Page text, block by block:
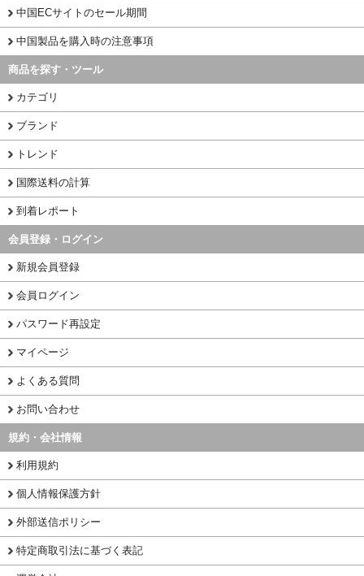
中国ECサイトのセール期間
中国製品を購入時の注意事項
商品を探す・ツール
カテゴリ
ブランド
トレンド
国際送料の計算
到着レポート
会員登録・ログイン
新規会員登録
会員ログイン
パスワード再設定
マイページ
よくある質問
お問い合わせ
規約・会社情報
利用規約
個人情報保護方針
外部送信ポリシー
特定商取引法に基づく表記